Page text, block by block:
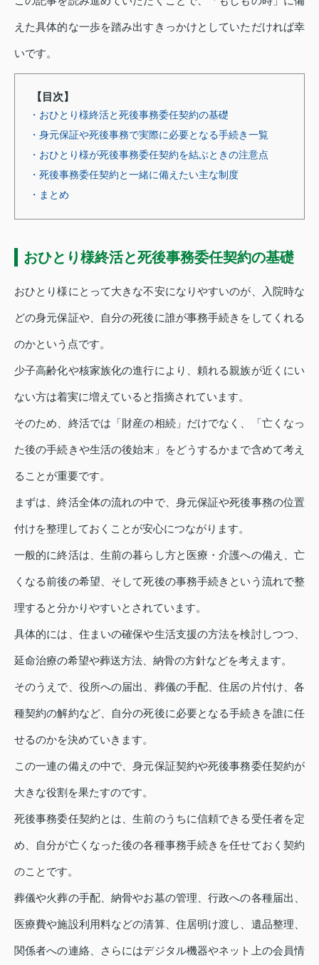
えた具体的な一歩を踏み出すきっかけとしていただければ幸
いです。
【目次】
・おひとり様終活と死後事務委任契約の基礎
・身元保証や死後事務で実際に必要となる手続き一覧
・おひとり様が死後事務委任契約を結ぶときの注意点
・死後事務委任契約と一緒に備えたい主な制度
・まとめ
おひとり様終活と死後事務委任契約の基礎
おひとり様にとって大きな不安になりやすいのが、入院時な
どの身元保証や、自分の死後に誰が事務手続きをしてくれる
のかという点です。
少子高齢化や核家族化の進行により、頼れる親族が近くにい
ない方は着実に増えていると指摘されています。
そのため、終活では「財産の相続」だけでなく、「亡くなっ
た後の手続きや生活の後始末」をどうするかまで含めて考え
ることが重要です。
まずは、終活全体の流れの中で、身元保証や死後事務の位置
付けを整理しておくことが安心につながります。
一般的に終活は、生前の暮らし方と医療・介護への備え、亡
くなる前後の希望、そして死後の事務手続きという流れで整
理すると分かりやすいとされています。
具体的には、住まいの確保や生活支援の方法を検討しつつ、
延命治療の希望や葬送方法、納骨の方針などを考えます。
そのうえで、役所への届出、葬儀の手配、住居の片付け、各
種契約の解約など、自分の死後に必要となる手続きを誰に任
せるのかを決めていきます。
この一連の備えの中で、身元保証契約や死後事務委任契約が
大きな役割を果たすのです。
死後事務委任契約とは、生前のうちに信頼できる受任者を定
め、自分が亡くなった後の各種事務手続きを任せておく契約
のことです。
葬儀や火葬の手配、納骨やお墓の管理、行政への各種届出、
医療費や施設利用料などの清算、住居明け渡し、遺品整理、
関係者への連絡、さらにはデジタル機器やネット上の会員情